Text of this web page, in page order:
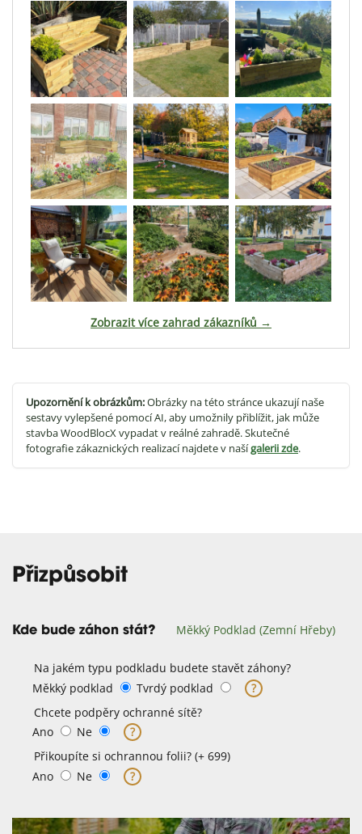
Zobrazit více zahrad zákazníků →
Upozornění k obrázkům:Obrázky na této stránce ukazují naše
sestavy vylepšené pomocí AI, aby umožnily přiblížit, jak může
stavba WoodBlocX vypadat v reálné zahradě. Skutečné
fotografie zákaznických realizací najdete v našígalerii zde.
Přizpůsobit
Kde bude záhon stát? Měkký Podklad (zemní Hřeby)
Na jakém typu podkladu budete stavět záhony?
Měkký podklad
Tvrdý podklad
?
Chcete podpěry ochranné sítě?
Ano
Ne
?
Přikoupíte si ochrannou folii? (+ 699)
Ano
Ne ?